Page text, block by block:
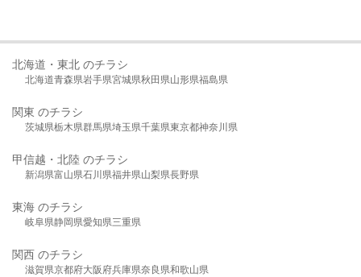
北海道・東北 のチラシ
北海道青森県岩手県宮城県秋田県山形県福島県
関東 のチラシ
茨城県栃木県群馬県埼玉県千葉県東京都神奈川県
甲信越・北陸 のチラシ
新潟県富山県石川県福井県山梨県長野県
東海 のチラシ
岐阜県静岡県愛知県三重県
関西 のチラシ
滋賀県京都府大阪府兵庫県奈良県和歌山県